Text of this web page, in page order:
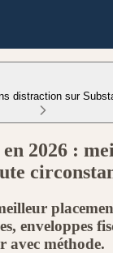
distraction sur
2026 :
enveloppes
avec méthode.